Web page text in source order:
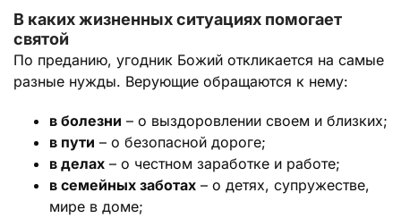
В каких жизненных ситуациях помогает
святой
По преданию, угодник Божий откликается на самые
разные нужды. Верующие обращаются к нему:
в болезни – о выздоровлении своем и близких;
в пути – о безопасной дороге;
в делах – о честном заработке и работе;
в семейных заботах – о детях, супружестве,
мире в доме;